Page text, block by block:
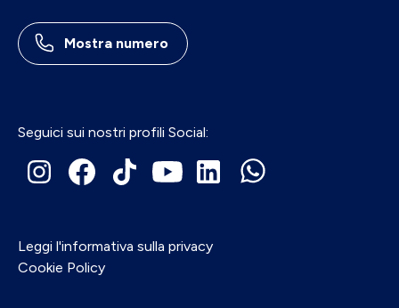
Mostra numero
Seguici sui nostri profili Social:
Leggi l'informativa sulla privacy
Cookie Policy